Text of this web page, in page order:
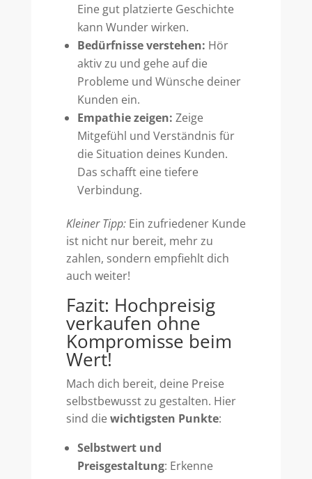
Eine gut platzierte Geschichte
kann Wunder wirken.
Bedürfnisse verstehen: Hör
aktiv zu und gehe auf die
Probleme und Wünsche deiner
Kunden ein.
Empathie zeigen: Zeige
Mitgefühl und Verständnis für
die Situation deines Kunden.
Das schafft eine tiefere
Verbindung.
Kleiner Tipp:Ein zufriedener Kunde
ist nicht nur bereit, mehr zu
zahlen, sondern empfiehlt dich
auch weiter!
Fazit: Hochpreisig
verkaufen ohne
Kompromisse beim
Wert!
Mach dich bereit, deine Preise
selbstbewusst zu gestalten. Hier
sind diewichtigsten Punkte:
Selbstwert und
Preisgestaltung: Erkenne